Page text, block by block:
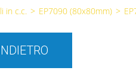
in c.c. > EP7090 (80x80mm) >